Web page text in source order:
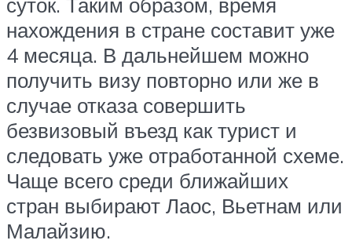
нахождения в стране составит уже
4 месяца. В дальнейшем можно
получить визу повторно или же в
случае отказа совершить
безвизовый въезд как турист и
следовать уже отработанной схеме.
Чаще всего среди ближайших
стран выбирают Лаос, Вьетнам или
Малайзию.